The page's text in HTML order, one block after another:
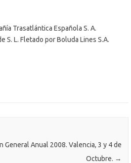
Trasatlántica Española S. A.
S. L. Fletado por Boluda Lines S.A.
General Anual 2008. Valencia, 3 y 4 de
Octubre. →